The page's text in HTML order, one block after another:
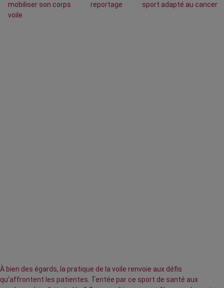
mobiliser son corps
reportage
sport adapté au cancer
voile
À bien des égards, la pratique de la voile renvoie aux défis
qu’affrontent les patientes. Tentée par ce sport de santé aux